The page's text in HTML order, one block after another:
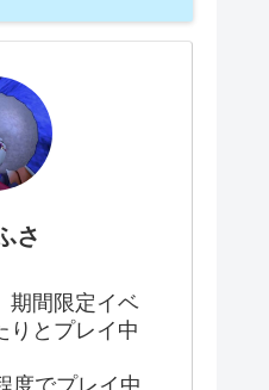
さ
期間限定イベ
りとプレイ中